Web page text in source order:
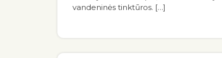
vandeninės tinktūros. […]